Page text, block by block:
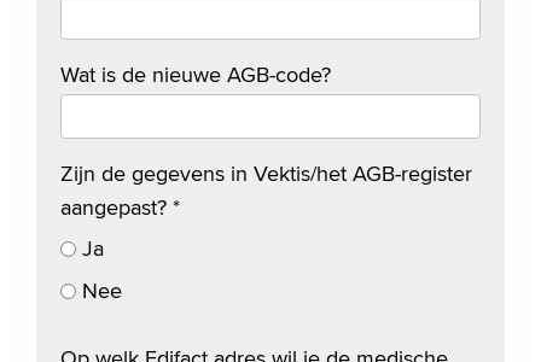
Wat is de nieuwe AGB-code?
Zijn de gegevens in Vektis/het AGB-register
aangepast? *
Ja
Nee